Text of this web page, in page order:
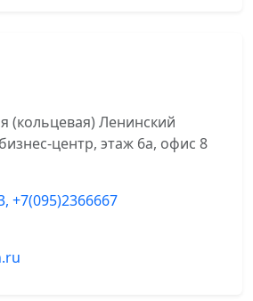
(кольцевая) Ленинский
центр, этаж 6а, офис 8
+7(095)2366667